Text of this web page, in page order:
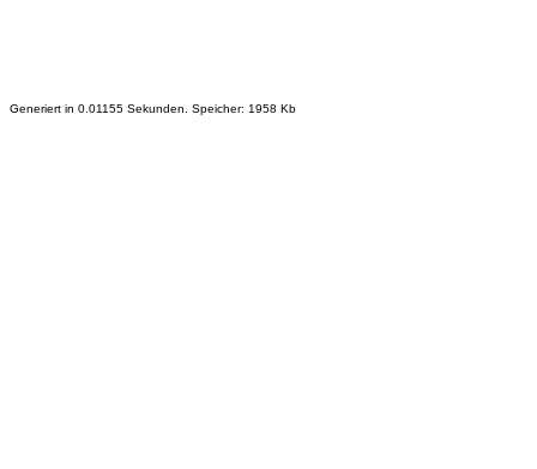
Generiert in 0.01155 Sekunden. Speicher: 1958 Kb